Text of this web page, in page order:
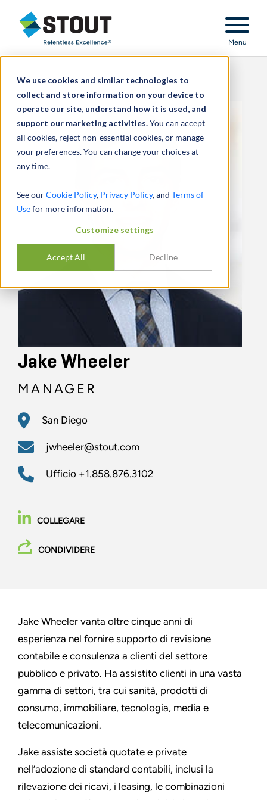
We use cookies and similar technologies to
collect and store information on your device to
operate our site, understand how it is used, and
support our marketing activities.You can accept
all cookies, reject non-essential cookies, or manage
your preferences. You can change your choices at
any time.
See ourCookie Policy, Privacy Policy, and Terms of
Usefor more information.
Customize settings
Accept All Decline
Stout Relentless Excellence
Menu
Jake Wheeler
MANAGER
San Diego
jwheeler@stout.com
Ufficio +1.858.876.3102
COLLEGARE
CONDIVIDERE
Jake Wheeler vanta oltre cinque anni di
esperienza nel fornire supporto di revisione
contabile e consulenza a clienti del settore
pubblico e privato. Ha assistito clienti in una vasta
gamma di settori, tra cui sanità, prodotti di
consumo, immobiliare, tecnologia, media e
telecomunicazioni.
Jake assiste società quotate e private
nell’adozione di standard contabili, inclusi la
rilevazione dei ricavi, i leasing, le combinazioni